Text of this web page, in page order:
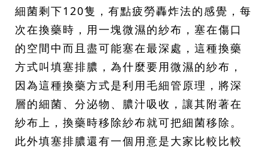
細菌剩下120隻，有點疲勞轟炸法的感覺，每
次在換藥時，用一塊微濕的紗布，塞在傷口
的空間中而且盡可能塞在最深處，這種換藥
方式叫填塞排膿，為什麼要用微濕的紗布，
因為這種換藥方式是利用毛細管原理，將深
層的細菌、分泌物、膿汁吸收，讓其附著在
紗布上，換藥時移除紗布就可把細菌移除。
此外填塞排膿還有一個用意是大家比較比較